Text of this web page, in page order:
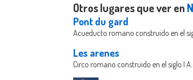
Otros lugares que ver en
Pont du gard
Acueducto romano construido en el
Les arenes
Circo romano construido en el siglo I